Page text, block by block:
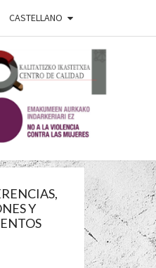
CASTELLANO
Y